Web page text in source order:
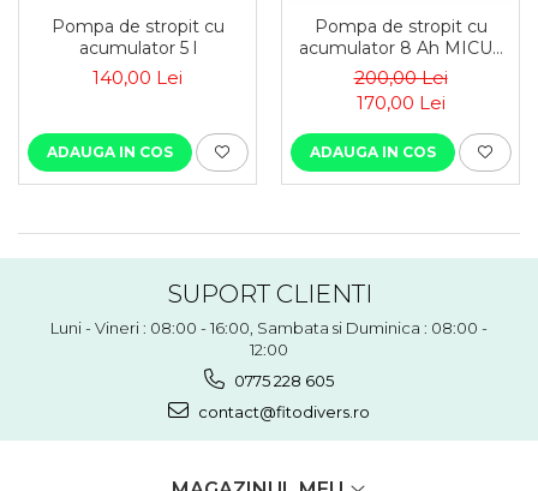
Pompa de stropit cu
acumulator 5 l
140,00 Lei
ADAUGA IN COS
Pompa de stropit cu
acumulator 8 Ah MICUL
FERMIER MF-PA1009-
S001-G01, rezervor 18 litri,
debit 2.6 l/min, presiune
max 5.5 bar, tija 58 cm
200,00 Lei
170,00 Lei
ADAUGA IN COS
SUPORT CLIENTI
Luni - Vineri : 08:00 - 16:00, Sambata si Duminica : 08:00 -
12:00
0775 228 605
contact@fitodivers.ro